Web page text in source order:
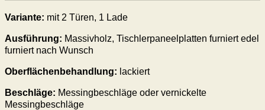
Variante: mit 2 Türen, 1 Lade
Ausführung: Massivholz, Tischlerpaneelplatten furniert edel
furniert nach Wunsch
Oberflächenbehandlung: lackiert
Beschläge: Messingbeschläge oder vernickelte
Messingbeschläge